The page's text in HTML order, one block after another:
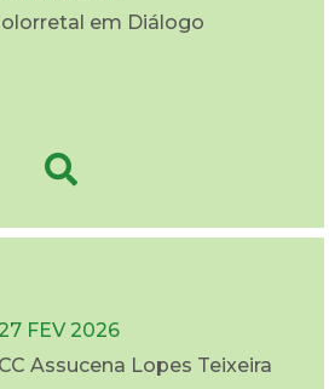
em Diálogo
27 FEV 2026
Assucena Lopes Teixeira